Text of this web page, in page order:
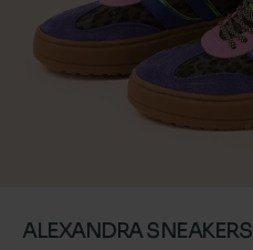
ALEXANDRA SNEAKERS